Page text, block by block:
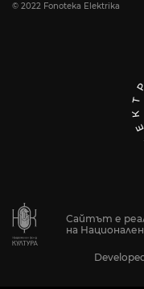
© 2022 Fonoteka Elektrika
Сайтът е
на